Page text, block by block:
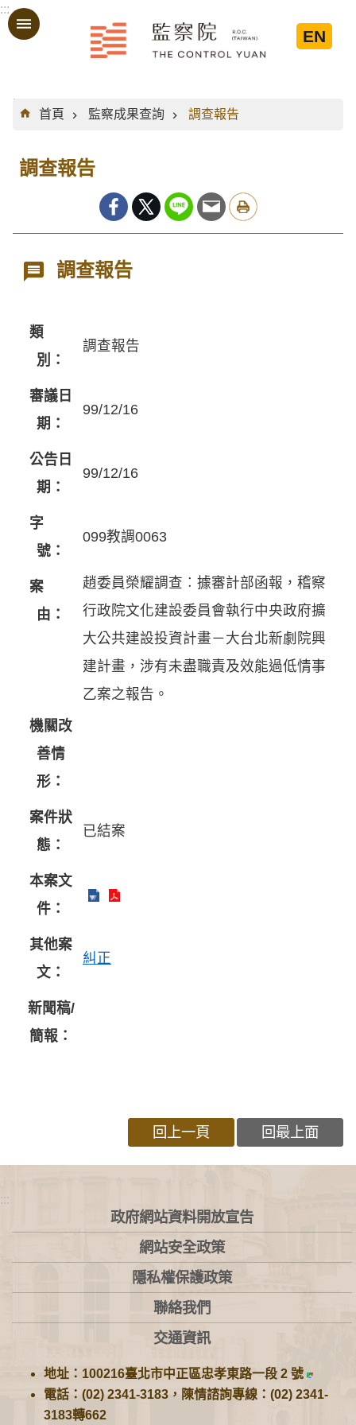
跳到主要內容區塊
:::
EN
:::
首頁
監察成果查詢 調查報告
調查報告
調查報告
類
別：
調查報告
審議日
期：
99/12/16
公告日
期：
99/12/16
字
號：
099教調0063
案
由：
趙委員榮耀調查︰據審計部函報，稽察
行政院文化建設委員會執行中央政府擴
大公共建設投資計畫－大台北新劇院興
建計畫，涉有未盡職責及效能過低情事
乙案之報告。
機關改
善情
形：
案件狀
態：
已結案
本案文
件：
其他案
文：
糾正
新聞稿/
簡報：
回上一頁 回最上面
:::
政府網站資料開放宣告
網站安全政策
隱私權保護政策
聯絡我們
交通資訊
地址：100216臺北市中正區忠孝東路一段 2 號
電話：(02) 2341-3183，陳情諮詢專線：(02) 2341-
3183轉662